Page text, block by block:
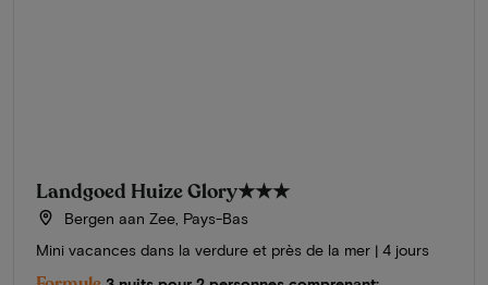
Landgoed Huize Glory★★★
Bergen aan Zee, Pays-Bas
Mini vacances dans la verdure et près de la mer | 4 jours